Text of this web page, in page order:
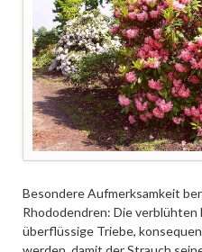
Besondere Aufmerksamkeit
Rhododendren: Die
überflüssige Triebe,